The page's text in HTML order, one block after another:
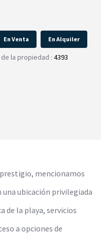
En Venta En Alquiler
de la propiedad : 4393
mencionamos
ubicación privilegiada
de la playa, servicios
a opciones de